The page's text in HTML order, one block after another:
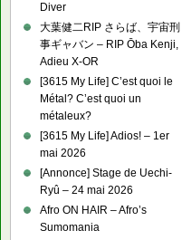
Diver
大葉健二RIP さらば、宇宙刑
事ギャバン – RIP Ōba Kenji,
Adieu X-OR
[3615 My Life] C’est quoi le
Métal? C’est quoi un
métaleux?
[3615 My Life] Adios! – 1er
mai 2026
[Annonce] Stage de Uechi-
Ryû – 24 mai 2026
Afro ON HAIR – Afro’s
Sumomania